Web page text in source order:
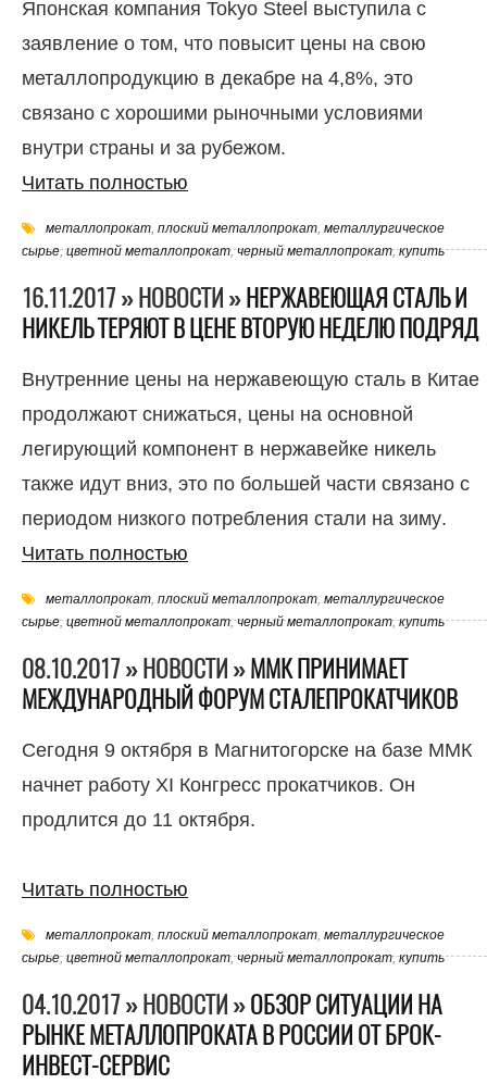
Японская компания Tokyo Steel выступила с
заявление о том, что повысит цены на свою
металлопродукцию в декабре на 4,8%, это
связано с хорошими рыночными условиями
внутри страны и за рубежом.
Читать полностью
металлопрокат, плоский металлопрокат, металлургическое
сырье,цветной металлопрокат,черный металлопрокат,купить
16.11.2017 » НОВОСТИ »НЕРЖАВЕЮЩАЯ СТАЛЬ И
НИКЕЛЬ ТЕРЯЮТ В ЦЕНЕ ВТОРУЮ НЕДЕЛЮ ПОДРЯД
Внутренние цены на нержавеющую сталь в Китае
продолжают снижаться, цены на основной
легирующий компонент в нержавейке никель
также идут вниз, это по большей части связано с
периодом низкого потребления стали на зиму.
Читать полностью
металлопрокат, плоский металлопрокат, металлургическое
сырье,цветной металлопрокат,черный металлопрокат,купить
08.10.2017 » НОВОСТИ »ММК ПРИНИМАЕТ
МЕЖДУНАРОДНЫЙ ФОРУМ СТАЛЕПРОКАТЧИКОВ
Сегодня 9 октября в Магнитогорске на базе ММК
начнет работу XI Конгресс прокатчиков. Он
продлится до 11 октября.
Читать полностью
металлопрокат, плоский металлопрокат, металлургическое
сырье,цветной металлопрокат,черный металлопрокат,купить
04.10.2017 » НОВОСТИ »ОБЗОР СИТУАЦИИ НА
РЫНКЕ МЕТАЛЛОПРОКАТА В РОССИИ ОТ БРОК-
ИНВЕСТ-СЕРВИС